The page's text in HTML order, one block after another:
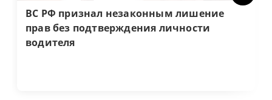
ВС РФ признал незаконным лишение
прав без подтверждения личности
водителя